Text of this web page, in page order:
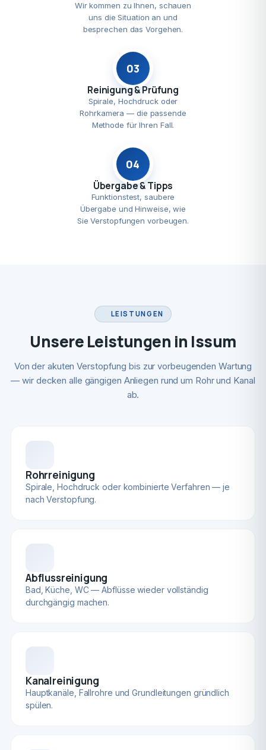
Wir kommen zu Ihnen, schauen
uns die Situation an und
besprechen das Vorgehen.
03
Reinigung & Prüfung
Spirale, Hochdruck oder
Rohrkamera — die passende
Methode für Ihren Fall.
04
Übergabe & Tipps
Funktionstest, saubere
Übergabe und Hinweise, wie
Sie Verstopfungen vorbeugen.
LEISTUNGEN
Unsere Leistungen in Issum
Von der akuten Verstopfung bis zur vorbeugenden Wartung
— wir decken alle gängigen Anliegen rund um Rohr und Kanal
ab.
Rohrreinigung
Spirale, Hochdruck oder kombinierte Verfahren — je
nach Verstopfung.
Abflussreinigung
Bad, Küche, WC — Abflüsse wieder vollständig
durchgängig machen.
Kanalreinigung
Hauptkanäle, Fallrohre und Grundleitungen gründlich
spülen.